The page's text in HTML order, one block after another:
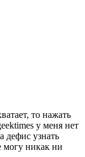
то нажать
у меня нет
дефис узнать
могу никак ни